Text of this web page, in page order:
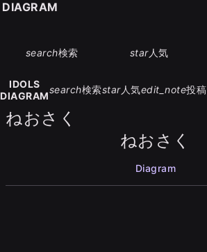
search検索 star人気
IDOLS
DIAGRAM
search検索star人気edit_note投稿
ねおさく
ねおさく
Diagram